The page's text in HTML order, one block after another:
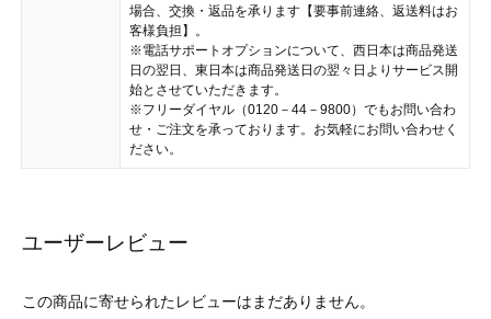
場合、交換・返品を承ります【要事前連絡、返送料はお
客様負担】。
※電話サポートオプションについて、西日本は商品発送
日の翌日、東日本は商品発送日の翌々日よりサービス開
始とさせていただきます。
※フリーダイヤル（0120－44－9800）でもお問い合わ
せ・ご注文を承っております。お気軽にお問い合わせく
ださい。
ユーザーレビュー
この商品に寄せられたレビューはまだありません。